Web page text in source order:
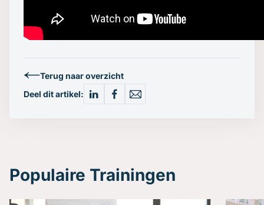
Terug naar overzicht
Deel dit artikel:
Populaire Trainingen